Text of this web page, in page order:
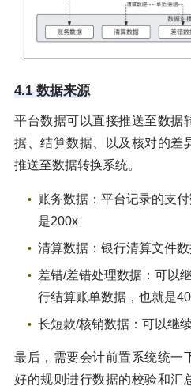
4.1 数据来源
平台数据可以直接推送至数据
据、结算数据、以及核对的差
推送至数据转换系统。
账务数据：平台记录的支
是200x
清算数据：银行清算文件
差错/差错处理数据：可以
行结算账单数据，也就是
长短款/核销数据：可以继
最后，需要会计前置系统统一
好的规则进行数据的校验和汇